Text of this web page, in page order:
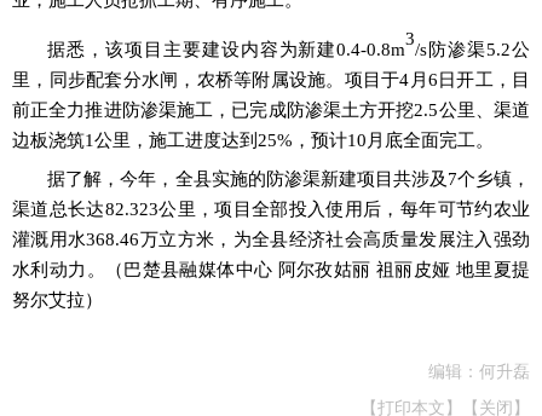
据悉，该项目主要建设内容为新建0.4-0.8m
3
/s防渗渠5.2公
里，同步配套分水闸，农桥等附属设施。项目 于4月6日开工，目
前正全力推进防渗渠施工，已完成防渗渠土方开挖2.5公里、渠道
边板浇筑1公里，施工进度达到25%，预计10月底全面完工。
据了解，今年，全县实施的防渗渠新建项目共涉及 7个乡镇，
渠道总长达82.323公里，项目全部投入使用后，每年可节约农业
灌溉用水368.46万立方米，为全县经济社会高质量发展注入强劲
水利动力。
（巴楚县融媒体中心 阿尔孜姑丽 祖丽皮娅 地里夏提
努尔艾拉）
编辑：何升磊
【打印本文】
【关闭】